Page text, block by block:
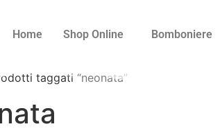
Home Shop Online Bomboniere
taggati “neonata”